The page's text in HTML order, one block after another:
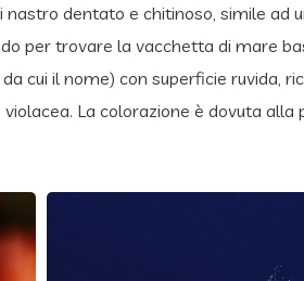
dentato e chitinoso, simile ad
per trovare la vacchetta di mare
cui il nome) con superficie ruvida,
La colorazione è dovuta